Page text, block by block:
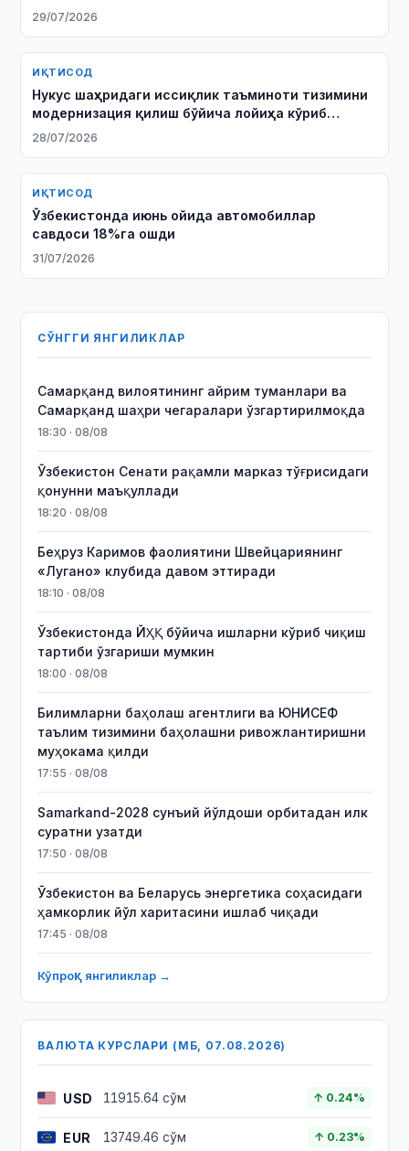
29/07/2026
ИҚТИСОД
Нукус шаҳридаги иссиқлик таъминоти тизимини
модернизация қилиш бўйича лойиҳа кўриб
чиқилди
28/07/2026
ИҚТИСОД
Ўзбекистонда июнь ойида автомобиллар
савдоси 18%га ошди
31/07/2026
СЎНГГИ ЯНГИЛИКЛАР
Самарқанд вилоятининг айрим туманлари ва
Самарқанд шаҳри чегаралари ўзгартирилмоқда
18:30 · 08/08
Ўзбекистон Сенати рақамли марказ тўғрисидаги
қонунни маъқуллади
18:20 · 08/08
Беҳруз Каримов фаолиятини Швейцариянинг
«Лугано» клубида давом эттиради
18:10 · 08/08
Ўзбекистонда ЙҲҚ бўйича ишларни кўриб чиқиш
тартиби ўзгариши мумкин
18:00 · 08/08
Билимларни баҳолаш агентлиги ва ЮНИСЕФ
таълим тизимини баҳолашни ривожлантиришни
муҳокама қилди
17:55 · 08/08
Samarkand-2028 сунъий йўлдоши орбитадан илк
суратни узатди
17:50 · 08/08
Ўзбекистон ва Беларусь энергетика соҳасидаги
ҳамкорлик йўл харитасини ишлаб чиқади
17:45 · 08/08
Кўпроқ янгиликлар →
ВАЛЮТА КУРСЛАРИ (МБ, 07.08.2026)
USD 11915.64 сўм ↑ 0.24%
EUR 13749.46 сўм ↑ 0.23%